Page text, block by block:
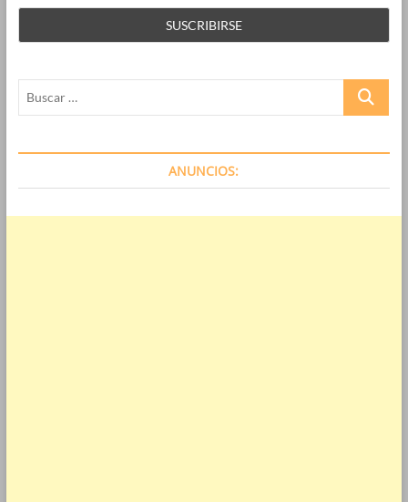
Buscar
ANUNCIOS: